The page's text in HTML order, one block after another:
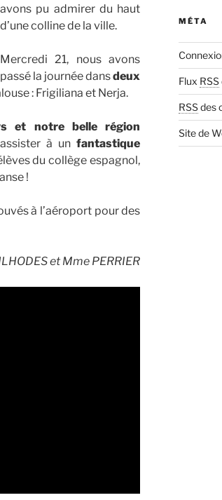
avons pu admirer du haut
d’une colline de la ville.
Mercredi 21, nous avons
passé la journée dansdeux
: Frigiliana et Nerja.
et notre belle région
à unfantastique
du collège espagnol,
!
à l’aéroport pour des
et Mme PERRIER
MÉTA
Flux RSS
RSSdes
Site de